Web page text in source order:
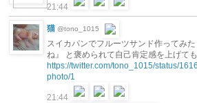
21:44
猫 @tono_1015
スイカパンでフルーツサンド作ってみ
ね』 と褒められて自己肯定感を上げて
https://twitter.com/tono_1015/status/
photo/1
21:44